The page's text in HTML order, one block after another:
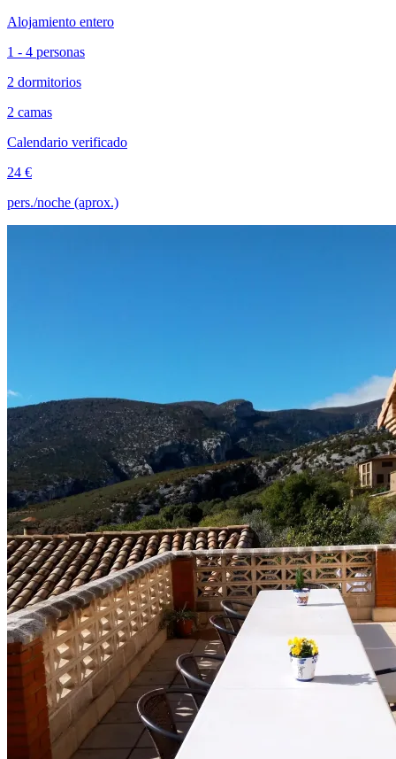
Alojamiento entero
1 - 4 personas
2 dormitorios
2 camas
Calendario verificado
24 €
pers./noche (aprox.)